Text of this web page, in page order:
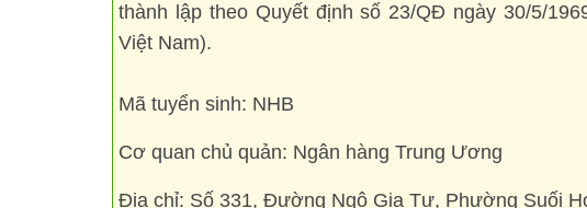
thành lập theo Quyết định số 23/QĐ ngày 30/5/
Việt Nam).
Mã tuyển sinh: NHB
Cơ quan chủ quản: Ngân hàng Trung Ương
Địa chỉ: Số 331, Đường Ngô Gia Tự, Phường Suối